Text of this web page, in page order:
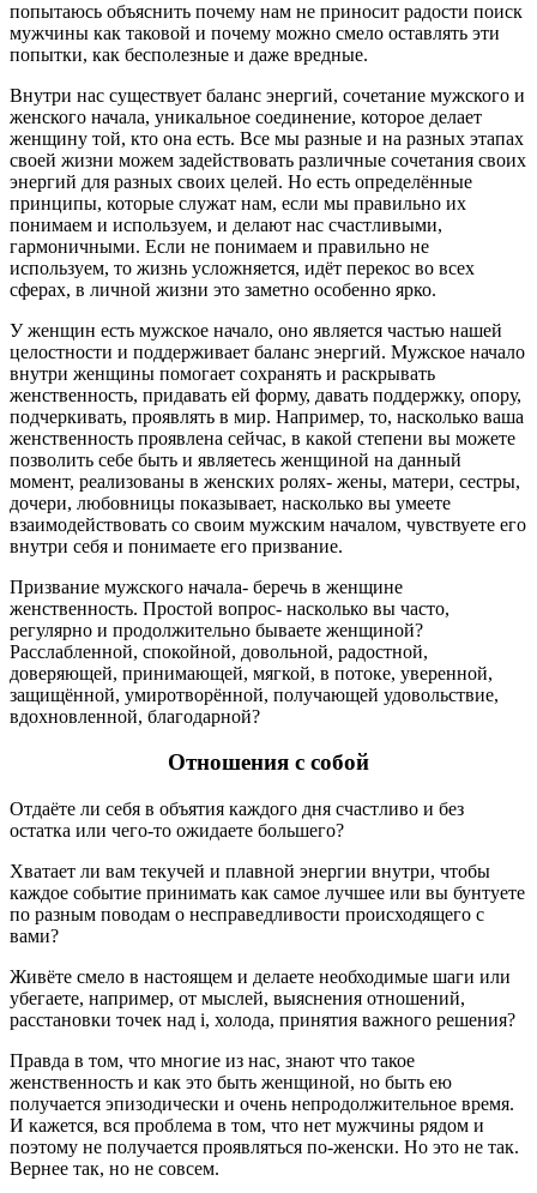
попытаюсь объяснить почему нам не приносит радости поиск
мужчины как таковой и почему можно смело оставлять эти
попытки, как бесполезные и даже вредные.
Внутри нас существует баланс энергий, сочетание мужского и
женского начала, уникальное соединение, которое делает
женщину той, кто она есть. Все мы разные и на разных этапах
своей жизни можем задействовать различные сочетания своих
энергий для разных своих целей. Но есть определённые
принципы, которые служат нам, если мы правильно их
понимаем и используем, и делают нас счастливыми,
гармоничными. Если не понимаем и правильно не
используем, то жизнь усложняется, идёт перекос во всех
сферах, в личной жизни это заметно особенно ярко.
У женщин есть мужское начало, оно является частью нашей
целостности и поддерживает баланс энергий. Мужское начало
внутри женщины помогает сохранять и раскрывать
женственность, придавать ей форму, давать поддержку, опору,
подчеркивать, проявлять в мир. Например, то, насколько ваша
женственность проявлена сейчас, в какой степени вы можете
позволить себе быть и являетесь женщиной на данный
момент, реализованы в женских ролях- жены, матери, сестры,
дочери, любовницы показывает, насколько вы умеете
взаимодействовать со своим мужским началом, чувствуете его
внутри себя и понимаете его призвание.
Призвание мужского начала- беречь в женщине
женственность. Простой вопрос- насколько вы часто,
регулярно и продолжительно бываете женщиной?
Расслабленной, спокойной, довольной, радостной,
доверяющей, принимающей, мягкой, в потоке, уверенной,
защищённой, умиротворённой, получающей удовольствие,
вдохновленной, благодарной?
Отношения с собой
Отдаёте ли себя в объятия каждого дня счастливо и без
остатка или чего-то ожидаете большего?
Хватает ли вам текучей и плавной энергии внутри, чтобы
каждое событие принимать как самое лучшее или вы бунтуете
по разным поводам о несправедливости происходящего с
вами?
Живёте смело в настоящем и делаете необходимые шаги или
убегаете, например, от мыслей, выяснения отношений,
расстановки точек над i, холода, принятия важного решения?
Правда в том, что многие из нас, знают что такое
женственность и как это быть женщиной, но быть ею
получается эпизодически и очень непродолжительное время.
И кажется, вся проблема в том, что нет мужчины рядом и
поэтому не получается проявляться по-женски. Но это не так.
Вернее так, но не совсем.